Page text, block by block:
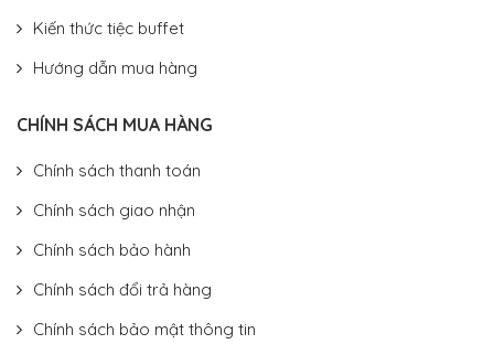
Kiến thức tiệc buffet
Hướng dẫn mua hàng
CHÍNH SÁCH MUA HÀNG
Chính sách thanh toán
Chính sách giao nhận
Chính sách bảo hành
Chính sách đổi trả hàng
Chính sách bảo mật thông tin